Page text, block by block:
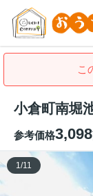
こ
小倉町南堀
参考価格3,098
1 /11